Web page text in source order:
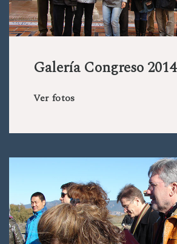
Galería Congreso 2014
Ver fotos